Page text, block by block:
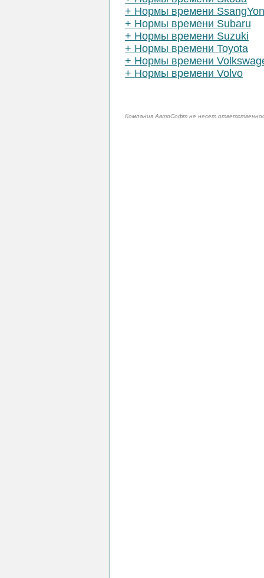
+ Нормы времени
+ Нормы времени Subaru
+ Нормы времени Suzuki
+ Нормы времени Toyota
+ Нормы времени
+ Нормы времени Volvo
Компания АвтоСофт не несет